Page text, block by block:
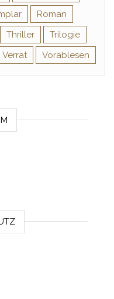
Roman
Thriller
Trilogie
Verrat Vorablesen